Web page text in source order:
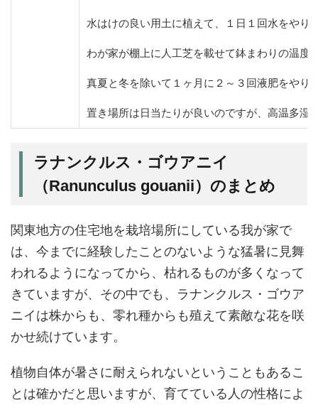
水はけの良い用土に植えて、１日１回水をやり
わが家が棚上に人工芝を載せて鉢まわりの温度
真夏と冬を除いて１ヶ月に２～３回液肥をやり
置き場所は日当たりが良いのですが、高温多湿
ラナンクルス・ゴウアニイ
（Ranunculus gouanii）のまとめ
関東地方の住宅地を栽培場所にしている我が家で
は、今までに経験したことのないような猛暑に見舞
われるようになってから、枯れるものが多くなって
きていますが、その中でも、ラナンクルス・ゴウア
ニイは株からも、零れ種からも殖えて素敵な花を咲
かせ続けています。
植物自体が暑さに耐えられないということもあるこ
とは確かだと思いますが、育てている人の性格によ